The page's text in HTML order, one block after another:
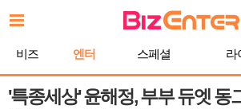
문
비즈 엔터 스페셜 라
'특종세상' 윤해정, 부부 듀엣